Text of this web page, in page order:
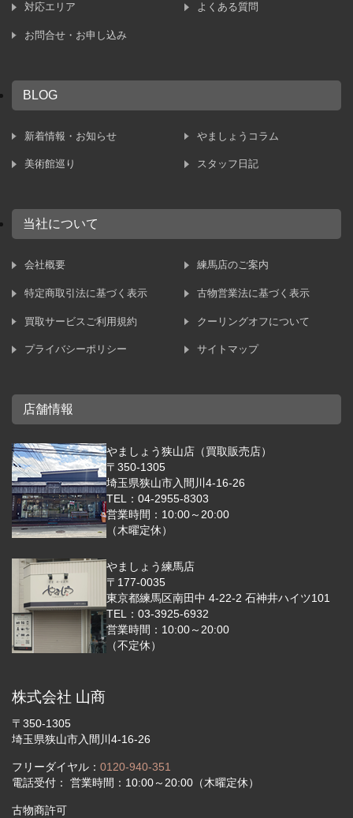
対応エリア よくある質問
お問合せ・お申し込み
BLOG
新着情報・お知らせ やましょうコラム
美術館巡り スタッフ日記
当社について
会社概要 練馬店のご案内
特定商取引法に基づく表示 古物営業法に基づく表示
買取サービスご利用規約 クーリングオフについて
プライバシーポリシー サイトマップ
店舗情報
やましょう狭山店（買取販売店）
〒350-1305
埼玉県狭山市入間川4-16-26
TEL：04-2955-8303
営業時間：10:00～20:00
（木曜定休）
やましょう練馬店
〒177-0035
東京都練馬区南田中 4-22-2 石神井ハイツ101
TEL：03-3925-6932
営業時間：10:00～20:00
（不定休）
株式会社 山商
〒350-1305
埼玉県狭山市入間川4-16-26
フリーダイヤル： 0120-940-351
電話受付： 営業時間：10:00～20:00（木曜定休）
古物商許可